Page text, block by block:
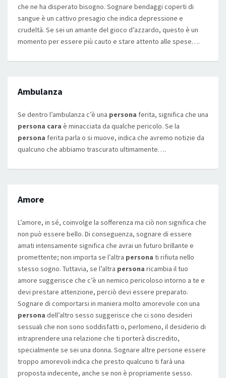
che ne ha disperato bisogno. Sognare bendaggi coperti di
sangue è un cattivo presagio che indica depressione e
crudeltà. Se sei un amante del gioco d’azzardo, questo è un
momento per essere più cauto e stare attento alle spese….
Ambulanza
Se dentro l’ambulanza c’è una persona ferita, significa che una
persona cara è minacciata da qualche pericolo. Se la
persona ferita parla o si muove, indica che avremo notizie da
qualcuno che abbiamo trascurato ultimamente….
Amore
L’amore, in sé, coinvolge la sofferenza ma ciò non significa che
non può essere bello. Di conseguenza, sognare di essere
amati intensamente significa che avrai un futuro brillante e
promettente; non importa se l’altra persona ti rifiuta nello
stesso sogno. Tuttavia, se l’altra persona ricambia il tuo
amore suggerisce che c’è un nemico pericoloso intorno a te e
devi prestare attenzione, perciò devi essere preparato.
Sognare di comportarsi in maniera molto amorevole con una
persona dell’altro sesso suggerisce che ci sono desideri
sessuali che non sono soddisfatti o, perlomeno, il desiderio di
intraprendere una relazione che ti porterà discredito,
specialmente se sei una donna. Sognare altre persone essere
troppo amorevoli indica che presto qualcuno ti farà una
proposta indecente, anche se non è propriamente sesso.